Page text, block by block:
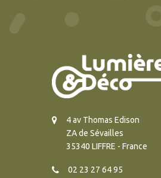
4 av Thomas Edison
ZA de Sévailles
35340 LIFFRE - France
02 23 27 64 95